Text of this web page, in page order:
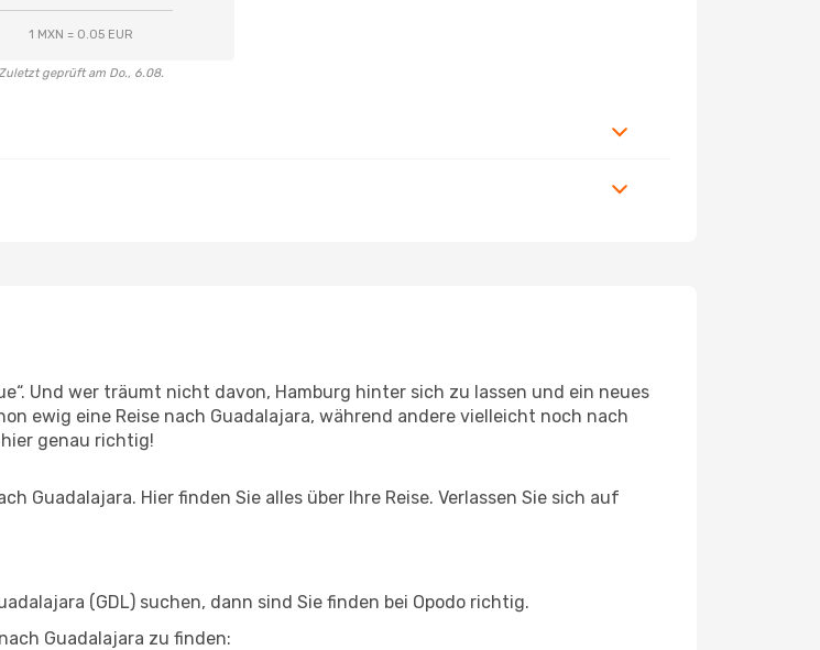
1 MXN = 0.05 EUR
geprüft am Do., 6.08.
Und wer träumt nicht davon, Hamburg hinter sich zu lassen und ein neues
ewig eine Reise nach Guadalajara, während andere vielleicht noch nach
genau richtig!
Guadalajara. Hier finden Sie alles über Ihre Reise. Verlassen Sie sich auf
(GDL) suchen, dann sind Sie finden bei Opodo richtig.
Guadalajara zu finden: